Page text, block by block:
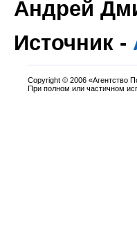
Андрей
Источник -
Copyright © 2006 «Агентство
При полном или частичном